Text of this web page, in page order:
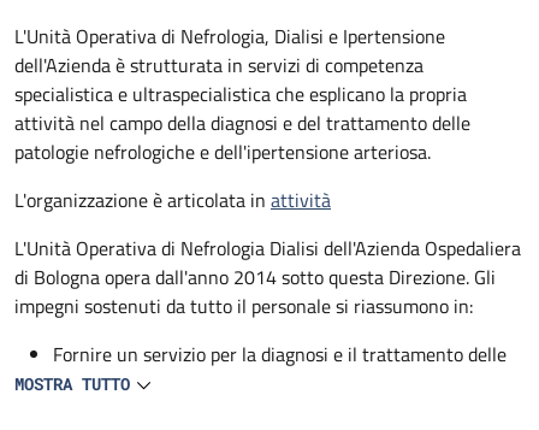
Descrizione
L'Unità Operativa di Nefrologia, Dialisi e Ipertensione
dell'Azienda è strutturata in servizi di competenza
specialistica e ultraspecialistica che esplicano la propria
attività nel campo della diagnosi e del trattamento delle
patologie nefrologiche e dell'ipertensione arteriosa.
L'organizzazione è articolata in attività
L'Unità Operativa di Nefrologia Dialisi dell'Azienda Ospedaliera
di Bologna opera dall'anno 2014 sotto questa Direzione. Gli
impegni sostenuti da tutto il personale si riassumono in:
Fornire un servizio per la diagnosi e il trattamento delle
patologie nefrologiche qualificato ed aggiornato, in grado
MOSTRA TUTTO